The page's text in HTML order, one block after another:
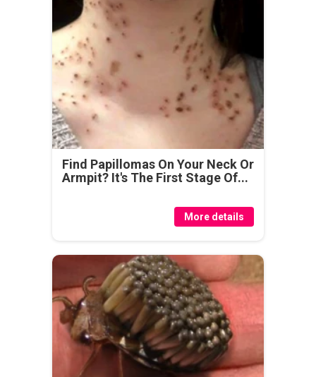
Find Papillomas On Your Neck Or
Armpit? It's The First Stage Of...
More details